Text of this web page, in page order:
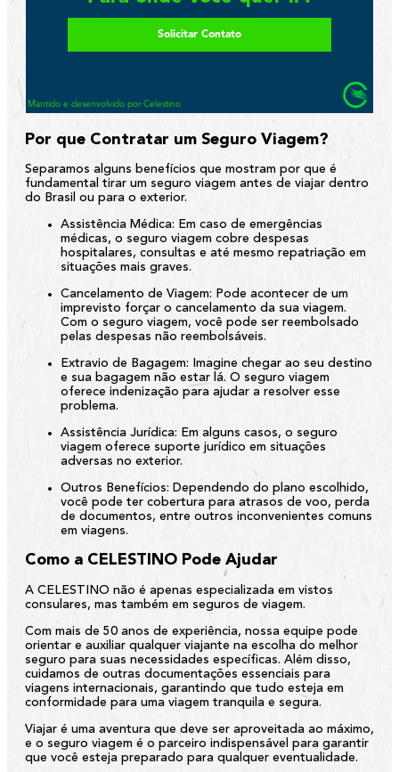
Por que Contratar um Seguro Viagem?
Separamos alguns benefícios que mostram por que é
fundamental tirar um seguro viagem antes de viajar dentro
do Brasil ou para o exterior.
Assistência Médica: Em caso de emergências
médicas, o seguro viagem cobre despesas
hospitalares, consultas e até mesmo repatriação em
situações mais graves.
Cancelamento de Viagem: Pode acontecer de um
imprevisto forçar o cancelamento da sua viagem.
Com o seguro viagem, você pode ser reembolsado
pelas despesas não reembolsáveis.
Extravio de Bagagem: Imagine chegar ao seu destino
e sua bagagem não estar lá. O seguro viagem
oferece indenização para ajudar a resolver esse
problema.
Assistência Jurídica: Em alguns casos, o seguro
viagem oferece suporte jurídico em situações
adversas no exterior.
Outros Benefícios: Dependendo do plano escolhido,
você pode ter cobertura para atrasos de voo, perda
de documentos, entre outros inconvenientes comuns
em viagens.
Como a CELESTINO Pode Ajudar
A CELESTINO não é apenas especializada em vistos
consulares, mas também em seguros de viagem.
Com mais de 50 anos de experiência, nossa equipe pode
orientar e auxiliar qualquer viajante na escolha do melhor
seguro para suas necessidades específicas. Além disso,
cuidamos de outras documentações essenciais para
viagens internacionais, garantindo que tudo esteja em
conformidade para uma viagem tranquila e segura.
Viajar é uma aventura que deve ser aproveitada ao máximo,
e o seguro viagem é o parceiro indispensável para garantir
que você esteja preparado para qualquer eventualidade.